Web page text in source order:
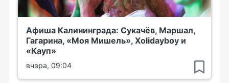
Афиша Калининграда: Сукачёв, Маршал,
Гагарина, «Моя Мишель», Xolidayboy и
«Кауп»
вчера, 09:04